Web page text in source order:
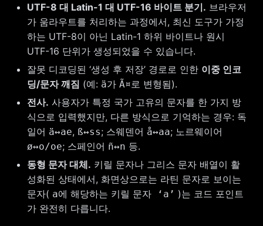
UTF-8 대 Latin-1 대 UTF-16 바이트 분기. 브라우저
가 움라우트를 처리하는 과정에서, 최신 도구가 가정
하는 UTF-8이 아닌 Latin-1 하위 바이트나 원시
UTF-16 단위가 생성되었을 수 있습니다.
잘못 디코딩된 ‘생성 후 저장’ 경로로 인한 이중 인코
딩/문자 깨짐 (예: ä가 Ã¤로 변형됨).
전사. 사용자가 특정 국가 고유의 문자를 한 가지 방
식으로 입력했지만, 다른 방식으로 기억하는 경우: 독
일어 ä↔ae, ß↔ss; 스웨덴어 å↔aa; 노르웨이어
ø↔o/oe; 스페인어 ñ↔n 등.
동형 문자 대체. 키릴 문자나 그리스 문자 배열이 활
성화된 상태에서, 화면상으로는 라틴 문자로 보이는
문자( a에 해당하는 키릴 문자 ‘а’ )는 코드 포인트
가 완전히 다릅니다.